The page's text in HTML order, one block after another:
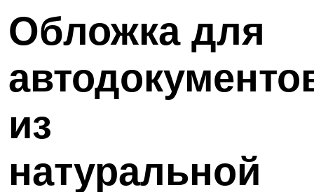
Обложка для
из
натуральной